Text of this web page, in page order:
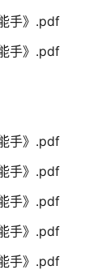
手》.pdf
手》.pdf
手》.pdf
手》.pdf
手》.pdf
手》.pdf
手》.pdf